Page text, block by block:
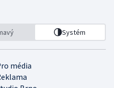
Systém
média